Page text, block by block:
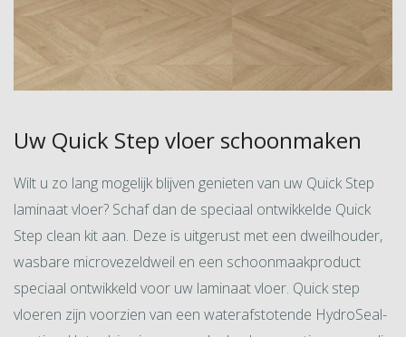
Uw Quick Step vloer schoonmaken
Wilt u zo lang mogelijk blijven genieten van uw Quick Step
laminaat vloer? Schaf dan de speciaal ontwikkelde Quick
Step clean kit aan. Deze is uitgerust met een dweilhouder,
wasbare microvezeldweil en een schoonmaakproduct
speciaal ontwikkeld voor uw laminaat vloer. Quick step
vloeren zijn voorzien van een waterafstotende HydroSeal-